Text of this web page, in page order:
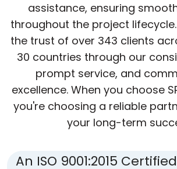
assistance, ensuring
throughout the project lifecycle.
the trust of over 343 clients
30 countries through our
prompt service, and
excellence. When you choose
you're choosing a reliable
your long-term
An ISO 9001:2015